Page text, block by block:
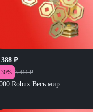
₽
30% 3 411 ₽
Robux Весь мир